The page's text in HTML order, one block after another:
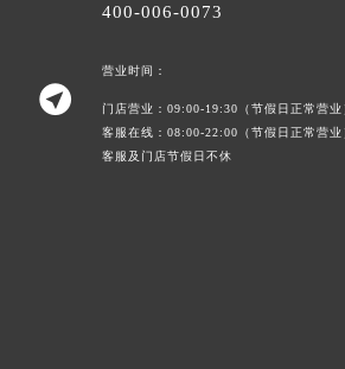
400-006-0073

营业时间：
门店营业：09:00-19:30（节假日正常营业
客服在线：08:00-22:00（节假日正常营业
客服及门店节假日不休